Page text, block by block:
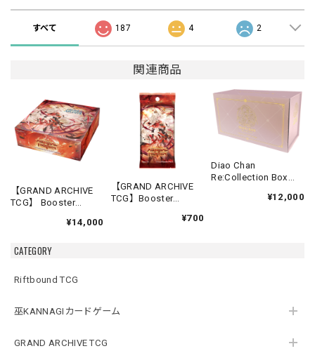
CATEGORY
Riftbound TCG
巫KANNAGIカードゲーム
GRAND ARCHIVE TCG
すべて 187 4 2
関連商品
【GRAND ARCHIVE
TCG】 Booster
【Abyssal Heaven】
¥14,000
【GRAND ARCHIVE
TCG】Booster
Heaven】《英語版》
¥700
Diao Chan
Re:Collection Box
¥12,000